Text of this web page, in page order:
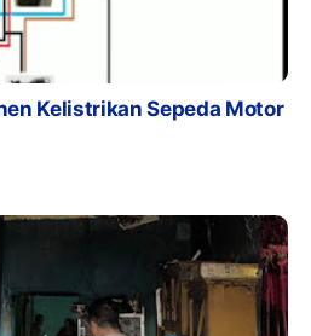
Kelistrikan Sepeda Motor